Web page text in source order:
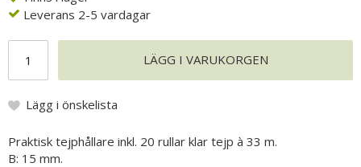
Leverans 2-5 vardagar
LÄGG I VARUKORGEN
Lägg i önskelista
Praktisk tejphållare inkl. 20 rullar klar tejp à 33 m.
B: 15 mm.